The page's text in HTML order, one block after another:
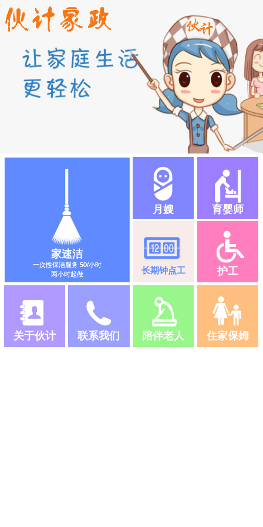
家速洁
一次性保洁服务 50/小时
两小时起做
月嫂 育婴师
长期钟点工 护工
关于伙计 联系我们 陪伴老人 住家保姆